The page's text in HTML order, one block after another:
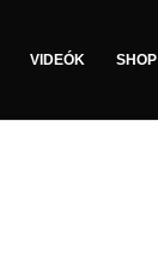
VIDEÓK SHOP